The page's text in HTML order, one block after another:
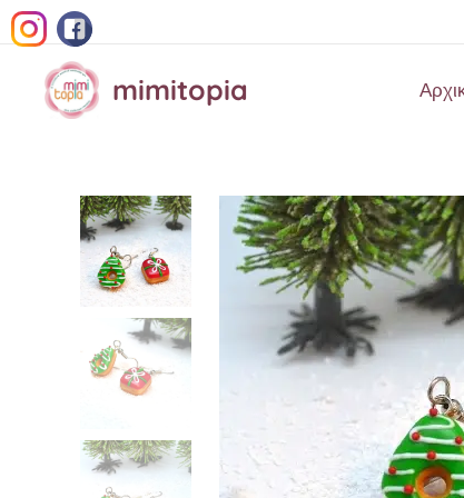
mimitopia